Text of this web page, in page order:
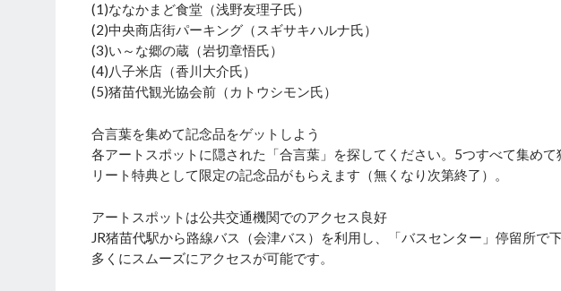
(1)ななかまど食堂（浅野友理子氏）
(2)中央商店街パーキング（スギサキハルナ氏）
(3)い～な郷の蔵（岩切章悟氏）
(4)八子米店（香川大介氏）
(5)猪苗代観光協会前（カトウシモン氏）
合言葉を集めて記念品をゲットしよう
各アートスポットに隠された「合言葉」を探してください。5つすべて集め
リート特典として限定の記念品がもらえます（無くなり次第終了）。
アートスポットは公共交通機関でのアクセス良好
JR猪苗代駅から路線バス（会津バス）を利用し、「バスセンター」停留所で
多くにスムーズにアクセスが可能です。